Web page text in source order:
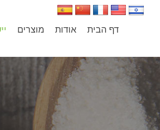
דף הבית אודות מוצרים